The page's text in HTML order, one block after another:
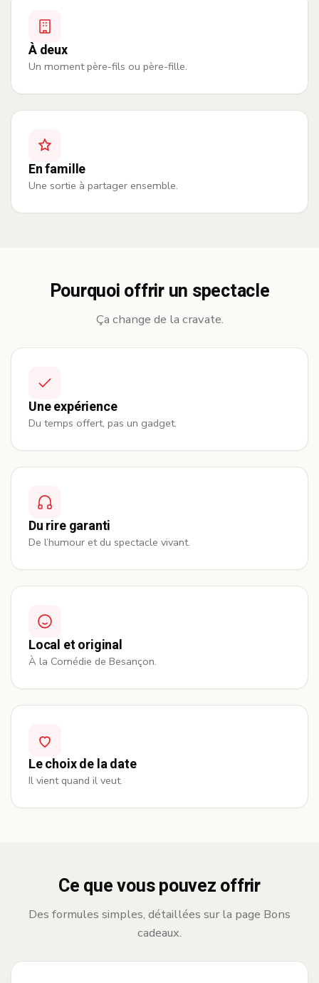
À deux
Un moment père-fils ou père-fille.
En famille
Une sortie à partager ensemble.
Pourquoi offrir un spectacle
Ça change de la cravate.
Une expérience
Du temps offert, pas un gadget.
Du rire garanti
De l’humour et du spectacle vivant.
Local et original
À la Comédie de Besançon.
Le choix de la date
Il vient quand il veut.
Ce que vous pouvez offrir
Des formules simples, détaillées sur la page Bons
cadeaux.